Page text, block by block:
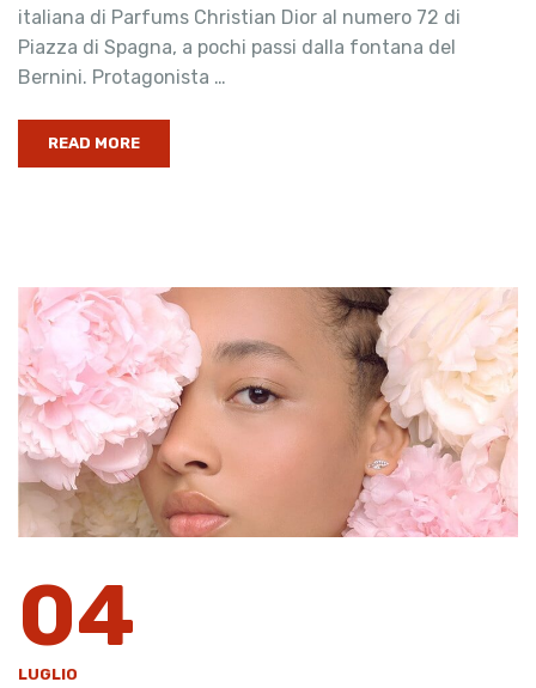
italiana di Parfums Christian Dior al numero 72 di
Piazza di Spagna, a pochi passi dalla fontana del
Bernini. Protagonista …
READ MORE
04
LUGLIO